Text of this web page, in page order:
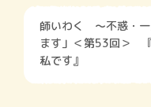
師いわく 〜不惑・一
ます」＜第53回＞
私です』